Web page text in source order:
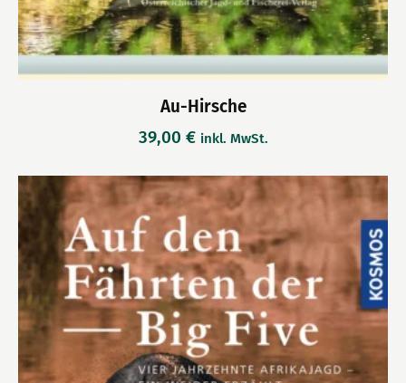
Au-Hirsche
39,00 € inkl. MwSt.